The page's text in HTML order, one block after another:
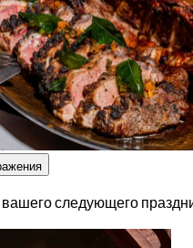
следующего